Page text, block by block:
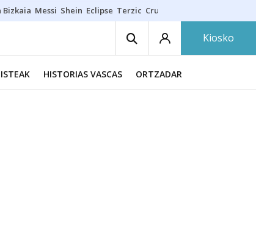
Messi Shein Eclipse Terzic Cruz Gorbeia
Kiosko
HISTORIAS VASCAS ORTZADAR